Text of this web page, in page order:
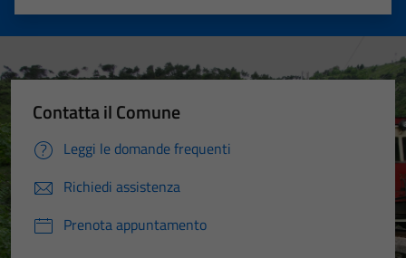
Valuta 5 stelle su 5
Valuta 4 stelle su 5
Valuta 3 stelle su 5
Valuta 2 stelle su 5
Valuta 1 stelle su 5
Contatta il Comune
Leggi le domande frequenti
Richiedi assistenza
Prenota appuntamento